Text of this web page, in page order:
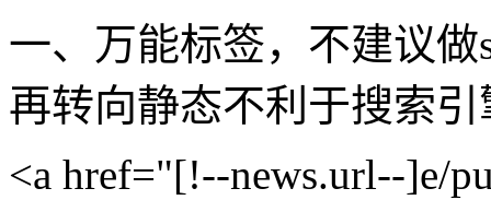
一、万能标签，不建议
再转向静态不利于搜索
<a href="[!--news.url--]e/